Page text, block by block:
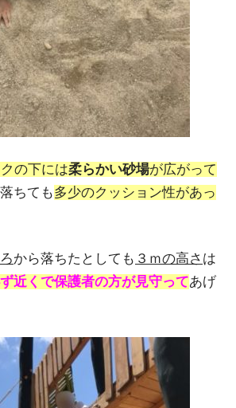
の下には柔らかい砂場が広がって
ちても多少のクッション性があっ
から落ちたとしても ３ｍの高さ は
近くで保護者の方が見守ってあげ